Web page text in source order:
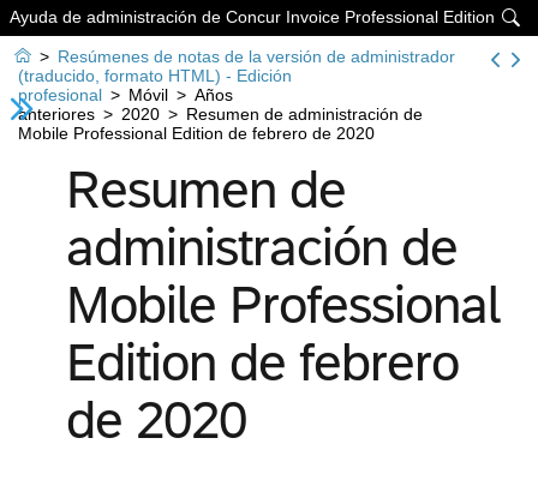

Ayuda de administración de Concur Invoice Professional Edition
 > Resúmenes de notas de la versión de administrador
(traducido, formato HTML) - Edición
profesional > Móvil > Años
anteriores > 2020 > Resumen de administración de
Mobile Professional Edition de febrero de 2020
Resumen de
administración de
Mobile Professional
Edition de febrero
de 2020